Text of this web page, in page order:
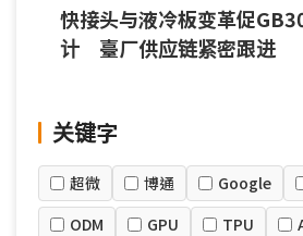
难破450万颗
快接头与液冷板变革促
计 臺厂供应链紧密跟进
关键字
超微 博通 Google
ODM
GPU TPU